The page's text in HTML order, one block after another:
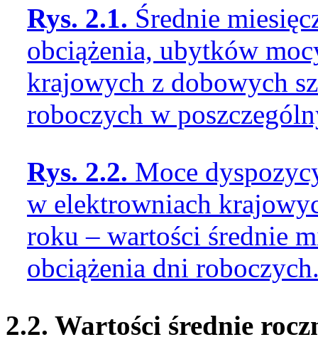
Rys. 2.1. Średnie
obciążenia, ubytków
krajowych z dobowych
roboczych w
Rys. 2.2. Moce
w elektrowniach
roku – wartości średnie
obciążenia dni
2.2. Wartości średnie